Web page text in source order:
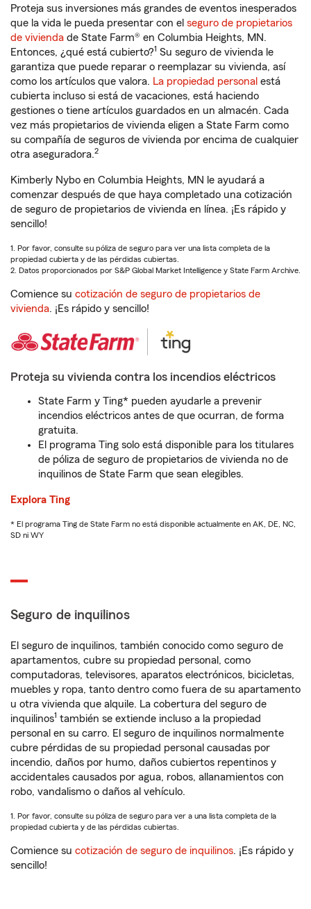
Proteja sus inversiones más grandes de eventos inesperados
que la vida le pueda presentar con el seguro de propietarios
de vivienda de State Farm® en Columbia Heights, MN.
Entonces, ¿qué está cubierto?1 Su seguro de vivienda le
garantiza que puede reparar o reemplazar su vivienda, así
como los artículos que valora. La propiedad personal está
cubierta incluso si está de vacaciones, está haciendo
gestiones o tiene artículos guardados en un almacén. Cada
vez más propietarios de vivienda eligen a State Farm como
su compañía de seguros de vivienda por encima de cualquier
otra aseguradora.2
Kimberly Nybo en Columbia Heights, MN le ayudará a
comenzar después de que haya completado una cotización
de seguro de propietarios de vivienda en línea. ¡Es rápido y
sencillo!
1. Por favor, consulte su póliza de seguro para ver una lista completa de la
propiedad cubierta y de las pérdidas cubiertas.
2. Datos proporcionados por S&P Global Market Intelligence y State Farm Archive.
Comience su cotización de seguro de propietarios de
vivienda. ¡Es rápido y sencillo!
Proteja su vivienda contra los incendios eléctricos
State Farm y Ting* pueden ayudarle a prevenir
incendios eléctricos antes de que ocurran, de forma
gratuita.
El programa Ting solo está disponible para los titulares
de póliza de seguro de propietarios de vivienda no de
inquilinos de State Farm que sean elegibles.
Explora Ting
* El programa Ting de State Farm no está disponible actualmente en AK, DE, NC,
SD ni WY
Seguro de inquilinos
El seguro de inquilinos, también conocido como seguro de
apartamentos, cubre su propiedad personal, como
computadoras, televisores, aparatos electrónicos, bicicletas,
muebles y ropa, tanto dentro como fuera de su apartamento
u otra vivienda que alquile. La cobertura del seguro de
inquilinos1 también se extiende incluso a la propiedad
personal en su carro. El seguro de inquilinos normalmente
cubre pérdidas de su propiedad personal causadas por
incendio, daños por humo, daños cubiertos repentinos y
accidentales causados por agua, robos, allanamientos con
robo, vandalismo o daños al vehículo.
1. Por favor, consulte su póliza de seguro para ver a una lista completa de la
propiedad cubierta y de las pérdidas cubiertas.
Comience su cotización de seguro de inquilinos. ¡Es rápido y
sencillo!